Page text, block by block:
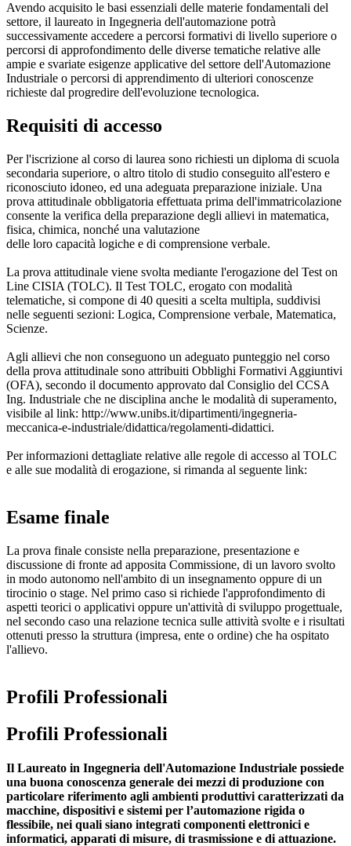
Avendo acquisito le basi essenziali delle materie fondamentali del
settore, il laureato in Ingegneria dell'automazione potrà
successivamente accedere a percorsi formativi di livello superiore o
percorsi di approfondimento delle diverse tematiche relative alle
ampie e svariate esigenze applicative del settore dell'Automazione
Industriale o percorsi di apprendimento di ulteriori conoscenze
richieste dal progredire dell'evoluzione tecnologica.
Requisiti di accesso
Per l'iscrizione al corso di laurea sono richiesti un diploma di scuola
secondaria superiore, o altro titolo di studio conseguito all'estero e
riconosciuto idoneo, ed una adeguata preparazione iniziale. Una
prova attitudinale obbligatoria effettuata prima dell'immatricolazione
consente la verifica della preparazione degli allievi in matematica,
fisica, chimica, nonché una valutazione
delle loro capacità logiche e di comprensione verbale.
La prova attitudinale viene svolta mediante l'erogazione del Test on
Line CISIA (TOLC). Il Test TOLC, erogato con modalità
telematiche, si compone di 40 quesiti a scelta multipla, suddivisi
nelle seguenti sezioni: Logica, Comprensione verbale, Matematica,
Scienze.
Agli allievi che non conseguono un adeguato punteggio nel corso
della prova attitudinale sono attribuiti Obblighi Formativi Aggiuntivi
(OFA), secondo il documento approvato dal Consiglio del CCSA
Ing. Industriale che ne disciplina anche le modalità di superamento,
visibile al link: http://www.unibs.it/dipartimenti/ingegneria-
meccanica-e-industriale/didattica/regolamenti-didattici.
Per informazioni dettagliate relative alle regole di accesso al TOLC
e alle sue modalità di erogazione, si rimanda al seguente link:
Esame finale
La prova finale consiste nella preparazione, presentazione e
discussione di fronte ad apposita Commissione, di un lavoro svolto
in modo autonomo nell'ambito di un insegnamento oppure di un
tirocinio o stage. Nel primo caso si richiede l'approfondimento di
aspetti teorici o applicativi oppure un'attività di sviluppo progettuale,
nel secondo caso una relazione tecnica sulle attività svolte e i risultati
ottenuti presso la struttura (impresa, ente o ordine) che ha ospitato
l'allievo.
Profili Professionali
Profili Professionali
Il Laureato in Ingegneria dell'Automazione Industriale possiede
una buona conoscenza generale dei mezzi di produzione con
particolare riferimento agli ambienti produttivi caratterizzati da
macchine, dispositivi e sistemi per l’automazione rigida o
flessibile, nei quali siano integrati componenti elettronici e
informatici, apparati di misure, di trasmissione e di attuazione.